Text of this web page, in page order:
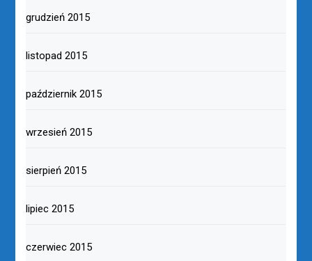
grudzień 2015
listopad 2015
październik 2015
wrzesień 2015
sierpień 2015
lipiec 2015
czerwiec 2015